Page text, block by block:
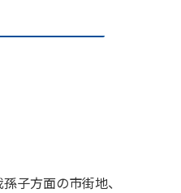
子方面の市街地、